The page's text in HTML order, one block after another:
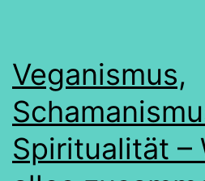
Veganismus,
Spiritualität –